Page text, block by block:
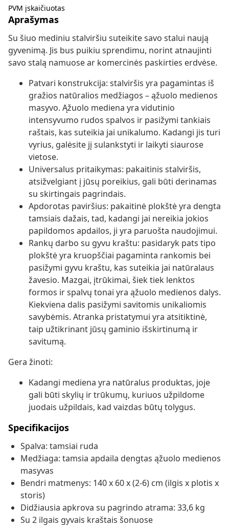
PVM įskaičiuotas
Aprašymas
Su šiuo mediniu stalviršiu suteikite savo stalui naują
gyvenimą. Jis bus puikiu sprendimu, norint atnaujinti
savo stalą namuose ar komercinės paskirties erdvėse.
Patvari konstrukcija: stalviršis yra pagamintas iš
gražios natūralios medžiagos – ąžuolo medienos
masyvo. Ąžuolo mediena yra vidutinio
intensyvumo rudos spalvos ir pasižymi tankiais
raštais, kas suteikia jai unikalumo. Kadangi jis turi
vyrius, galėsite jį sulankstyti ir laikyti siaurose
vietose.
Universalus pritaikymas: pakaitinis stalviršis,
atsižvelgiant į jūsų poreikius, gali būti derinamas
su skirtingais pagrindais.
Apdorotas paviršius: pakaitinė plokštė yra dengta
tamsiais dažais, tad, kadangi jai nereikia jokios
papildomos apdailos, ji yra paruošta naudojimui.
Rankų darbo su gyvu kraštu: pasidaryk pats tipo
plokštė yra kruopščiai pagaminta rankomis bei
pasižymi gyvu kraštu, kas suteikia jai natūralaus
žavesio. Mazgai, įtrūkimai, šiek tiek lenktos
formos ir spalvų tonai yra ąžuolo medienos dalys.
Kiekviena dalis pasižymi savitomis unikaliomis
savybėmis. Atranka pristatymui yra atsitiktinė,
taip užtikrinant jūsų gaminio išskirtinumą ir
savitumą.
Gera žinoti:
Kadangi mediena yra natūralus produktas, joje
gali būti skylių ir trūkumų, kuriuos užpildome
juodais užpildais, kad vaizdas būtų tolygus.
Specifikacijos
Spalva: tamsiai ruda
Medžiaga: tamsia apdaila dengtas ąžuolo medienos
masyvas
Bendri matmenys: 140 x 60 x (2-6) cm (ilgis x plotis x
storis)
Didžiausia apkrova su pagrindo atrama: 33,6 kg
Su 2 ilgais gyvais kraštais šonuose